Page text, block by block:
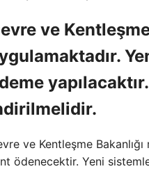
ve
ve Kentleşme
ödenecektir. Yeni